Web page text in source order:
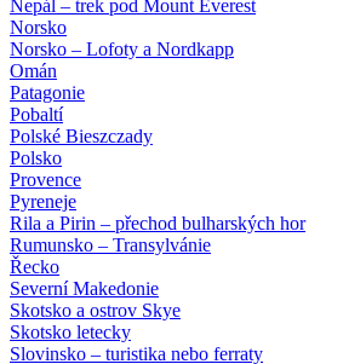
Nepál – trek pod Mount Everest
Norsko
Norsko – Lofoty a Nordkapp
Omán
Patagonie
Pobaltí
Polské Bieszczady
Polsko
Provence
Pyreneje
Rila a Pirin – přechod bulharských hor
Rumunsko – Transylvánie
Řecko
Severní Makedonie
Skotsko a ostrov Skye
Skotsko letecky
Slovinsko – turistika nebo ferraty